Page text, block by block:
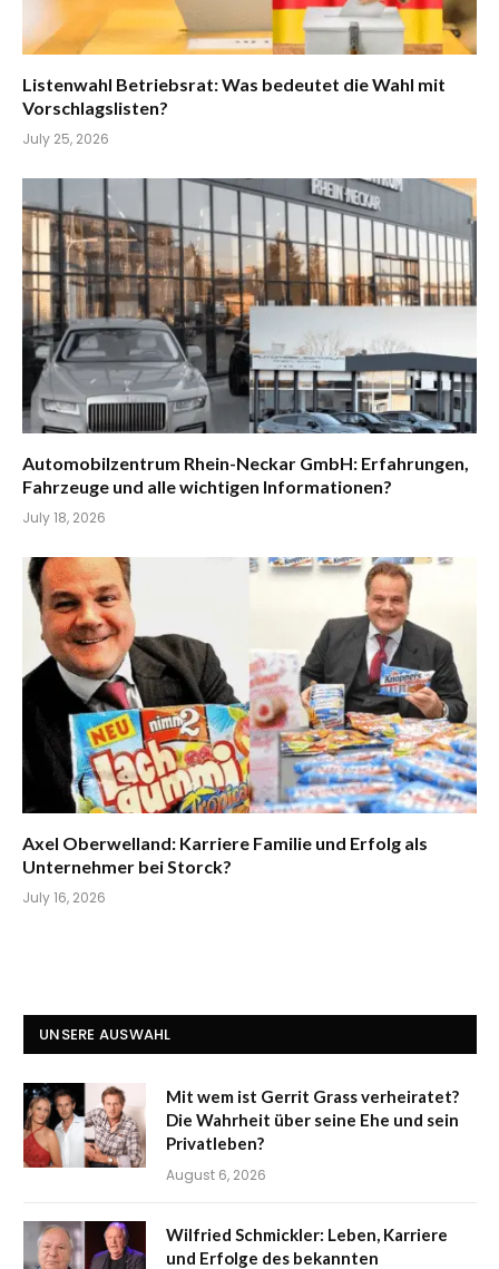
Listenwahl Betriebsrat: Was bedeutet die Wahl mit
Vorschlagslisten?
July 25, 2026
Automobilzentrum Rhein-Neckar GmbH: Erfahrungen,
Fahrzeuge und alle wichtigen Informationen?
July 18, 2026
Axel Oberwelland: Karriere Familie und Erfolg als
Unternehmer bei Storck?
July 16, 2026
UNSERE AUSWAHL
Mit wem ist Gerrit Grass verheiratet?
Die Wahrheit über seine Ehe und sein
Privatleben?
August 6, 2026
Wilfried Schmickler: Leben, Karriere
und Erfolge des bekannten